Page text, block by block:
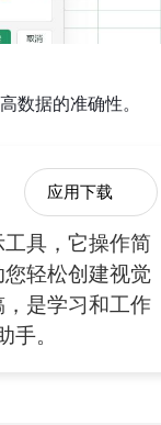
数据的准确性。
应用下载
具，它操作简
轻松创建视觉
是学习和工作
手。